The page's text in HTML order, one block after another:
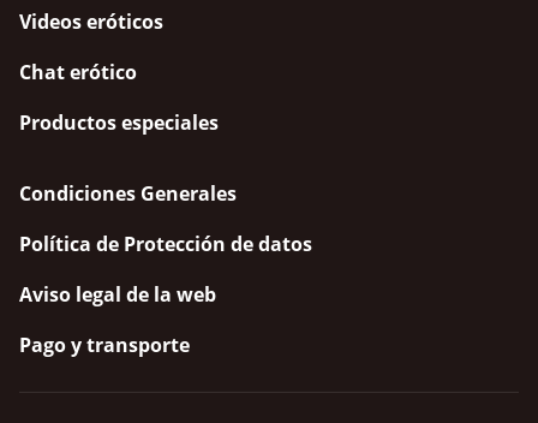
Videos eróticos
Chat erótico
Productos especiales
Condiciones Generales
Política de Protección de datos
Aviso legal de la web
Pago y transporte